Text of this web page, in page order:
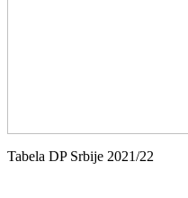
Tabela DP Srbije 2021/22